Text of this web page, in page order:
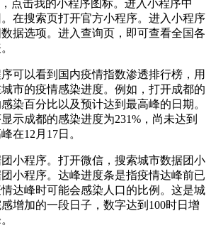
点击我的小程序图标。进入小程序中
在搜索页打开官方小程序。进入小程序
据选项。进入查询页，即可查看全国各
可以看到国内疫情指数渗透排行榜，用
市的疫情感染进度。例如，打开成都的
染百分比以及预计达到最高峰的日期。
示成都的感染进度为231%，尚未达到
在12月17日。
小程序。打开微信，搜索城市数据团小
小程序。达峰进度条是指疫情达峰前已
达峰时可能会感染人口的比例。这是城
增加的一段日子，数字达到100时日增